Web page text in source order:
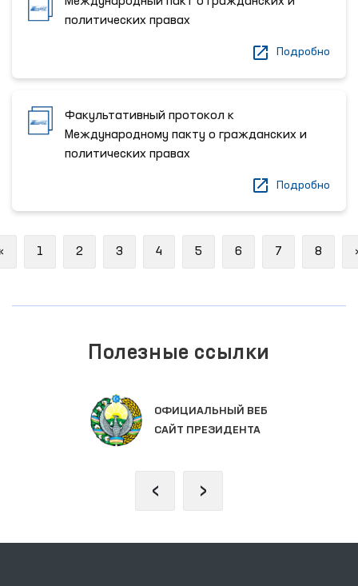
политических правах
Подробно
Факультативный протокол к
Международному пакту о гражданских и
политических правах
Подробно
Previous
1 2 3 4 5 6 7 8
Полезные ссылки
ОФИЦИАЛЬНЫЙ ВЕБ
САЙТ ПРЕЗИДЕНТА
‹ ›